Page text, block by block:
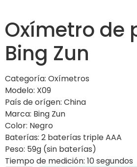
Oxímetro de
Bing Zun
Categoría: Oxímetros
Modelo: X09
País de orígen: China
Marca: Bing Zun
Color: Negro
Baterías: 2 baterías triple AAA
Peso: 59g (sin baterías)
Tiempo de medición: 10 segundos